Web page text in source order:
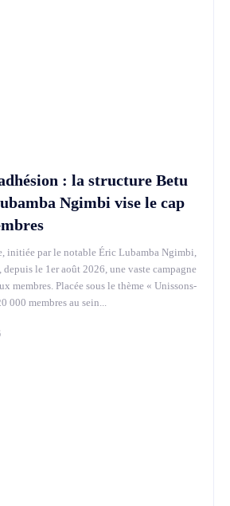
: la structure Betu
Ngimbi vise le cap
initiée par le notable Éric Lubamba Ngimbi,
le 1er août 2026, une vaste campagne
membres. Placée sous le thème « Unissons-
000 membres au sein...